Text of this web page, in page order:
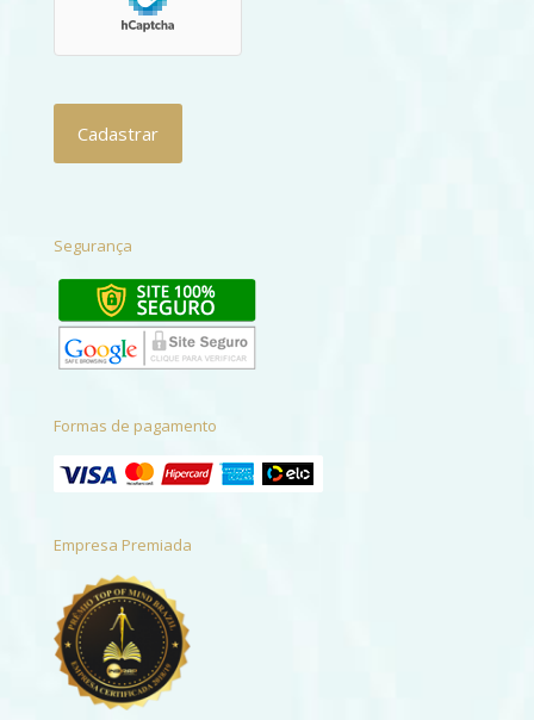
Segurança
Formas de pagamento
Empresa Premiada